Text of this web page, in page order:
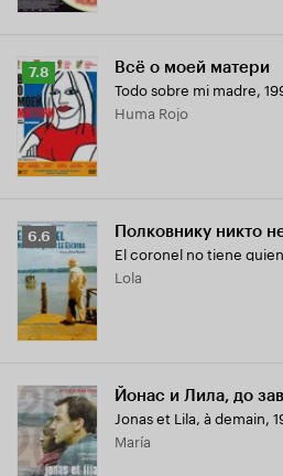
Рейтинг
Кинопоиска
7.8
7.8 Всё о моей матери
Todo sobre mi madre,
Huma Rojo
Рейтинг
Кинопоиска
6.6
6.6 Полковнику никто
El coronel no tiene
Lola
Йонас и Лила, до
Jonas et Lila, à demain,
María